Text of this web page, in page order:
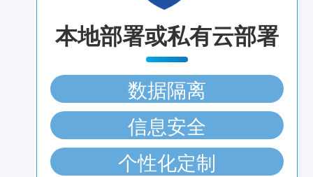
本地部署或私有云部署
数据隔离
信息安全
个性化定制